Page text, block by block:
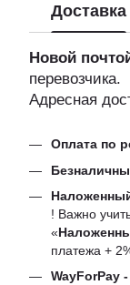
Доставка
Новой
перевозчика.
Адресная
Оплата по
! Важно
«
платежа +
WayForPay -